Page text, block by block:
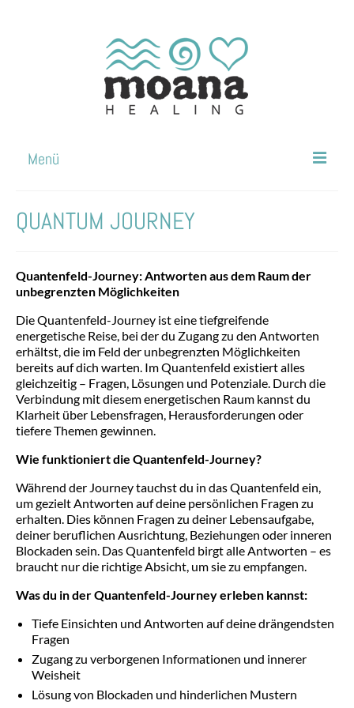
Menü
AKTUELLES
PRODUKTE
MEIN WEG ANS MEER
KONTAKT
QUANTUM JOURNEY
Quantenfeld-Journey: Antworten aus dem Raum der
unbegrenzten Möglichkeiten
Die Quantenfeld-Journey ist eine tiefgreifende
energetische Reise, bei der du Zugang zu den Antworten
erhältst, die im Feld der unbegrenzten Möglichkeiten
bereits auf dich warten. Im Quantenfeld existiert alles
gleichzeitig – Fragen, Lösungen und Potenziale. Durch die
Verbindung mit diesem energetischen Raum kannst du
Klarheit über Lebensfragen, Herausforderungen oder
tiefere Themen gewinnen.
Wie funktioniert die Quantenfeld-Journey?
Während der Journey tauchst du in das Quantenfeld ein,
um gezielt Antworten auf deine persönlichen Fragen zu
erhalten. Dies können Fragen zu deiner Lebensaufgabe,
deiner beruflichen Ausrichtung, Beziehungen oder inneren
Blockaden sein. Das Quantenfeld birgt alle Antworten – es
braucht nur die richtige Absicht, um sie zu empfangen.
Was du in der Quantenfeld-Journey erleben kannst:
Tiefe Einsichten und Antworten auf deine drängendsten
Fragen
Zugang zu verborgenen Informationen und innerer
Weisheit
Lösung von Blockaden und hinderlichen Mustern